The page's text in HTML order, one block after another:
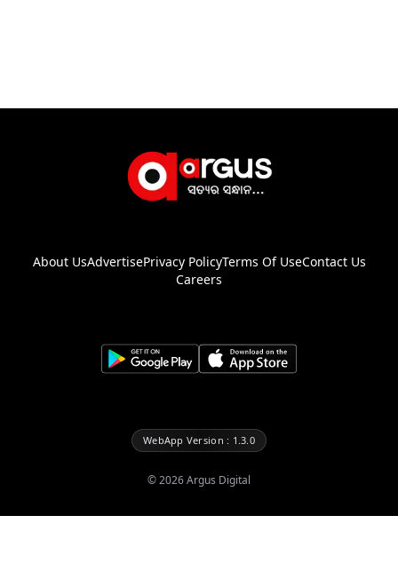
About UsAdvertisePrivacy PolicyTerms Of UseContact Us
Careers
WebApp Version : 1.3.0
©2026Argus Digital